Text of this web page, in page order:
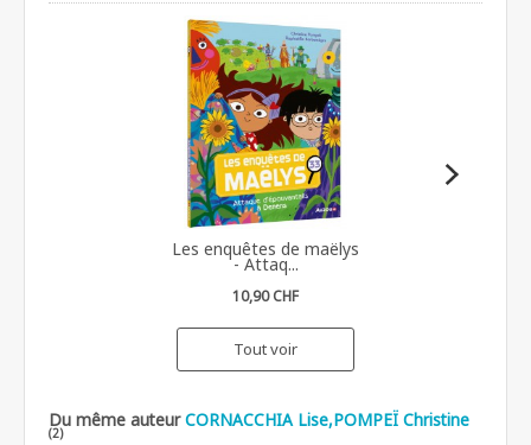
Les enquêtes de maëlys
- Attaq...
10,90 CHF
Tout voir
Du même auteurCORNACCHIA Lise,POMPEÏ Christine
(2)